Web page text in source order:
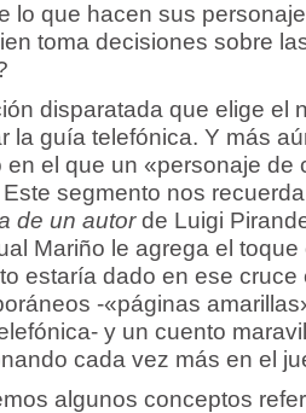
lo que hacen sus
toma decisiones sobre
disparatada que elige el
la guía telefónica. Y más
en el que un «personaje de
Este segmento nos
de un autorde Luigi
Mariño le agrega el
estaría dado en ese
-«páginas
y un cuento
cada vez más en el
algunos conceptos